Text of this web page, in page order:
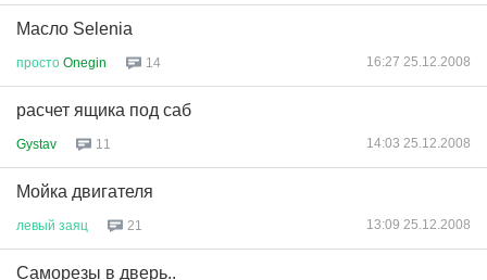
Масло Selenia
просто Onegin 14 16:27 25.12.2008
расчет ящика под саб
Gystav 11 14:03 25.12.2008
Мойка двигателя
левый заяц 21 13:09 25.12.2008
Саморезы в дверь..